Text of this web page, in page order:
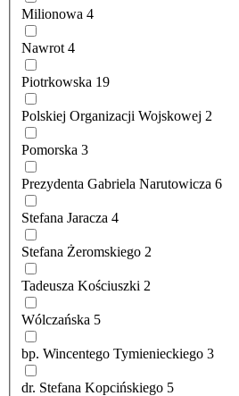
Milionowa 4
Nawrot 4
Piotrkowska 19
Polskiej Organizacji Wojskowej 2
Pomorska 3
Prezydenta Gabriela Narutowicza 6
Stefana Jaracza 4
Stefana Żeromskiego 2
Tadeusza Kościuszki 2
Wólczańska 5
bp. Wincentego Tymienieckiego 3
dr. Stefana Kopcińskiego 5